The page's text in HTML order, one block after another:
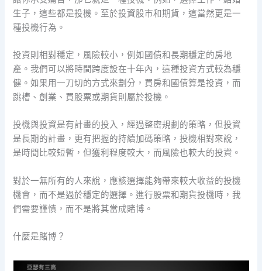
生子，這些都是投機。至於投資股市和期貨，這當然更是一
種投機行為。
投資則相對穩定，風險較小，例如國債和長期穩定的房地
產。我們可以將時間跨度設在十年內，這種投資方式較為穩
健。如果用一刀切的方式來劃分，買房和國債算是投資，而
跳槽、創業、買股票或期貨則屬於投機。
投機與投資是有計畫的投入，經過整密規劃的策略，但投資
是長期的計畫，更有把握的持續加碼策略，投機相對來說，
是時間比較短暫，但獲利程度較大，而風險也較大的投資。
對於一無所有的人來說，應該選擇能夠帶來較大收益的投機
機會，而不是過於穩定的選擇。進行股票和期貨投機時，我
們需要謹慎，而不是將其當成賭博。
什麼是賭博？